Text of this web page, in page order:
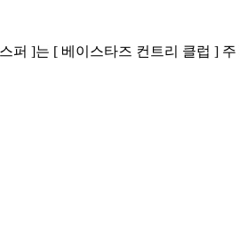
퍼 ]는 [ 베이스타즈 컨트리 클럽 ] 주